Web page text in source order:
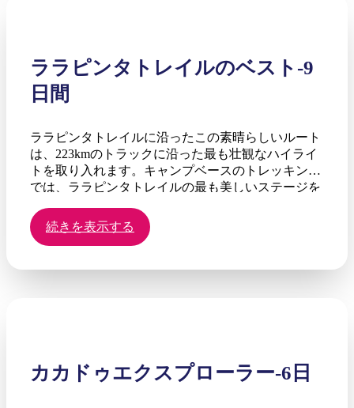
ララピンタトレイルのベスト-9
日間
ララピンタトレイルに沿ったこの素晴らしいルート
は、223kmのトラックに沿った最も壮観なハイライ
トを取り入れます。キャンプベースのトレッキング
では、ララピンタトレイルの最も美しいステージを
を探索して浸る時間を増やすことができます。デイ
パックだけを持って、この散歩は荒野の恋人を喜ば
タトレイルは、地球上で最も素晴らしい砂漠のトレ
た、14日間のララピンタエンドツーエンド旅行の準
備がまだできていない歩行者にとって、より達成可
続きを表示する
カカドゥエクスプローラー-6日